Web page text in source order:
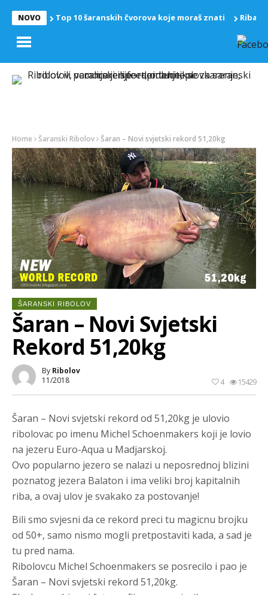
NOVO Top 10 šaranskih čvorova koje moraš znati Riba
Home Šaranski Ribolov Šaran – Novi svjetski rekord 51,20kg
ŠARANSKI RIBOLOV
Šaran – Novi Svjetski
Rekord 51,20kg
By Ribolov
11/2018
15429
4
Šaran – Novi svjetski rekord od 51,20kg je ulovio
ribolovac po imenu Michel Schoenmakers koji je lovio
na jezeru Euro-Aqua u Madjarskoj.
Ovo popularno jezero se nalazi u neposrednoj blizini
poznatog jezera Balaton i ima veliki broj kapitalnih
riba, a ovaj ulov je svakako za postovanje!
Bili smo svjesni da ce rekord preci tu magicnu brojku
od 50+, samo nismo mogli pretpostaviti kada, a sad je
tu pred nama.
Ribolovcu Michel Schoenmakers se posrecilo i pao je
Šaran – Novi svjetski rekord 51,20kg.